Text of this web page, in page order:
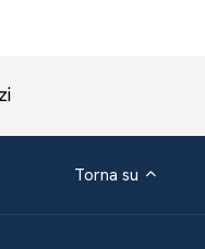
Torna su